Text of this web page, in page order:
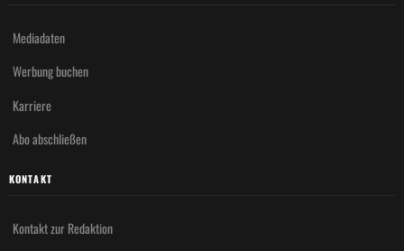
Mediadaten
Werbung buchen
Karriere
Abo abschließen
KONTAKT
Kontakt zur Redaktion